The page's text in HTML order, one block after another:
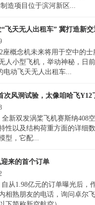
造项目位于滨河新区...
飞天无人出租车” 冀打造新交
座概念机未来将用于空中的
人小型飞机，举动神秘，日
电动飞天无人出租车...
次风洞试验，太像咱哈飞Y12
新双发涡桨飞机赛斯纳408
性以及结构荷重方面的详细
型，它配...
来的首个订单
从1.98亿元的订单曝光后，
熟朋友的电话，询问卓尔